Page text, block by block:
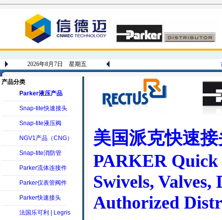
2026年8月7日 星期五
产品分类
Parker液压产品
Snap-tite快速接头
Snap-tite液压阀
NGV1产品（CNG）
Snap-tite消防管
Parker流体连接件
Parker仪表管阀件
Parker快速接头
法国乐可利 | Legris
美国派克快速
PARKER
Swivels, Valves,
Authorized